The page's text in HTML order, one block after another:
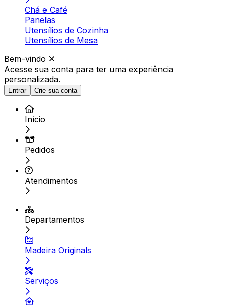
Chá e Café
Panelas
Utensílios de Cozinha
Utensílios de Mesa
Bem-vindo
Acesse sua conta para ter uma experiência
personalizada.
Entrar Crie sua conta
Início
Pedidos
Atendimentos
Departamentos
Madeira Originals
Serviços